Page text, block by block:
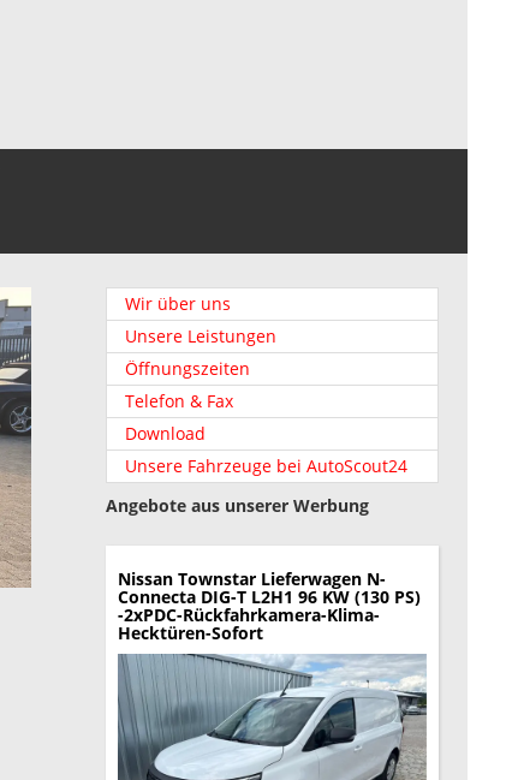
Wir über uns
Unsere Leistungen
Öffnungszeiten
Telefon & Fax
Download
Unsere Fahrzeuge bei AutoScout24
Angebote aus unserer Werbung
Nissan Townstar Lieferwagen N-
Connecta DIG-T L2H1 96 KW (130 PS)
-2xPDC-Rückfahrkamera-Klima-
Hecktüren-Sofort